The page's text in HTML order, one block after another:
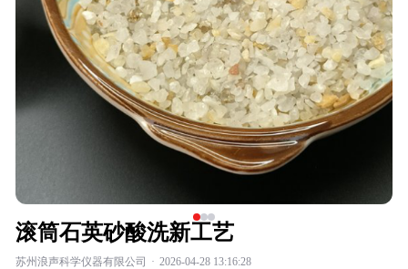
滚筒石英砂酸洗新工艺
苏州浪声科学仪器有限公司 · 2026-04-28 13:16:28